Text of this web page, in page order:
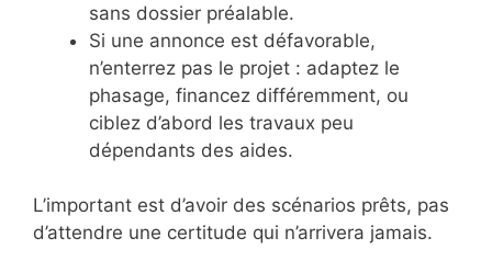
sans dossier préalable.
Si une annonce est défavorable,
n’enterrez pas le projet : adaptez le
phasage, financez différemment, ou
ciblez d’abord les travaux peu
dépendants des aides.
L’important est d’avoir des scénarios prêts, pas
d’attendre une certitude qui n’arrivera jamais.